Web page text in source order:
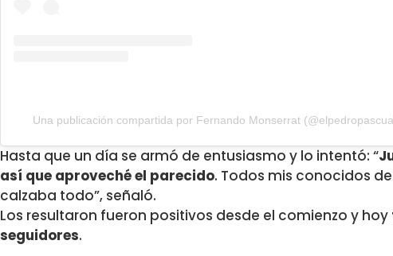
Una publicación compartida por Fernando Monserrat
Hasta que un día se armó de entusiasmo y lo intentó: “
así que aproveché el parecido. Todos mis conocidos
calzaba todo”, señaló.
Los resultaron fueron positivos desde el comienzo y hoy
seguidores.